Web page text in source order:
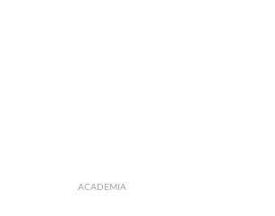
ACADEMIA